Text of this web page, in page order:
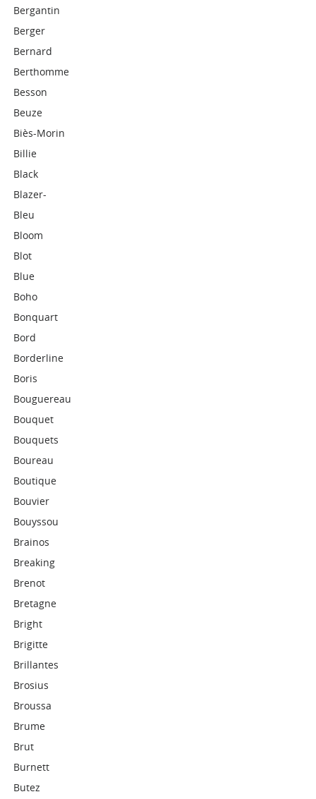
Bergantin
Berger
Bernard
Berthomme
Besson
Beuze
Biès-Morin
Billie
Black
Blazer-
Bleu
Bloom
Blot
Blue
Boho
Bonquart
Bord
Borderline
Boris
Bouguereau
Bouquet
Bouquets
Boureau
Boutique
Bouvier
Bouyssou
Brainos
Breaking
Brenot
Bretagne
Bright
Brigitte
Brillantes
Brosius
Broussa
Brume
Brut
Burnett
Butez